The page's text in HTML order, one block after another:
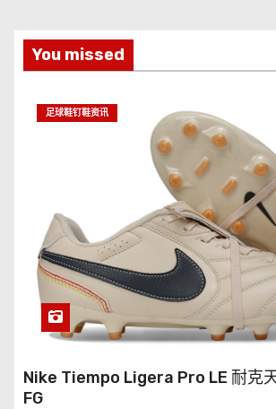
You missed
足球鞋钉鞋资讯
Nike Tiempo Ligera Pro LE 耐克
FG